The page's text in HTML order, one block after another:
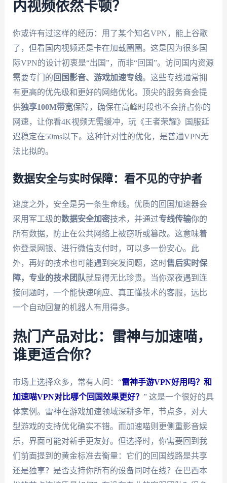
内视频依然卡顿？
你或许有过这样的经历：用了某个知名VPN，能上谷歌
了，但看国内视频还是卡在加载圈圈。这是因为很多国
际VPN的设计初衷是“出国”，而非“回国”。访问国内资源
需要专门的 回国影音、游戏加速专线。这些专线通常拥
有更高的优先级和更好的网络优化。顶尖的服务商会提
供独享100M带宽保障，确保在高峰时段也不会挤占你的
网速，让你看4K视频无需缓冲，玩《王者荣耀》国服延
迟稳定在50ms以下。这种针对性的优化，是普通VPN无
法比拟的。
数据安全与实时保障：看不见的守护者
速度之外，安全是另一条生命线。优质的回国加速器会
采用军工级的数据安全加密技术，并通过专线传输你的
所有数据，防止在公共网络上被窃听或篡改。这意味着
你登录网银、进行微信支付时，可以多一份安心。此
外，再好的技术也可能遇到突发问题，这时售后实时保
障，专业的技术团队就显得无比珍贵。当你深夜遇到连
接问题时，一个能快速响应、真正懂技术的客服，远比
一个自动回复的机器人有用得多。
热门产品对比：雷神与加速喵，
谁更适合你？
市场上选择众多，常有人问：“雷神手游VPN好用吗？和
加速喵VPN对比哪个回国效果更好？ ” 这是一个很好的具
体案例。雷神在游戏加速领域深耕多年，节点多，对大
型游戏的支持优化确实不错。而加速喵则更侧重影音娱
乐，界面可能对新手更友好。但选择时，你需要回到我
们前面提到的黄金标准去衡量：它们的回国线路是共享
还是独享？是否支持你所有的设备同时在线？在巴西本